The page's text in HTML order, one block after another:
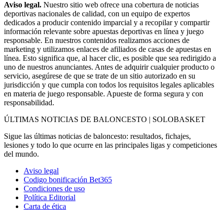
Aviso legal. Nuestro sitio web ofrece una cobertura de noticias
deportivas nacionales de calidad, con un equipo de expertos
dedicados a producir contenido imparcial y a recopilar y compartir
información relevante sobre apuestas deportivas en línea y juego
responsable. En nuestros contenidos realizamos acciones de
marketing y utilizamos enlaces de afiliados de casas de apuestas en
línea. Esto significa que, al hacer clic, es posible que sea redirigido a
uno de nuestros anunciantes. Antes de adquirir cualquier producto o
servicio, asegúrese de que se trate de un sitio autorizado en su
jurisdicción y que cumpla con todos los requisitos legales aplicables
en materia de juego responsable. Apueste de forma segura y con
responsabilidad.
ÚLTIMAS NOTICIAS DE BALONCESTO | SOLOBASKET
Sigue las últimas noticias de baloncesto: resultados, fichajes,
lesiones y todo lo que ocurre en las principales ligas y competiciones
del mundo.
Aviso legal
Codigo bonificación Bet365
Condiciones de uso
Política Editorial
Carta de ética